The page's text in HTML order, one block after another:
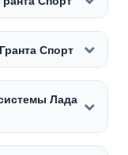
Спорт
Лада